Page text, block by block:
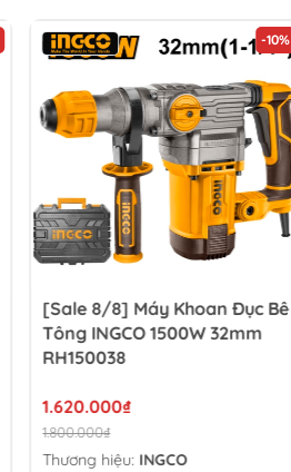
-10%
[Sale 8/8] Máy Khoan Đục Bê
Tông INGCO 1500W 32mm
RH150038
1.620.000₫
1.800.000₫
Thương hiệu: INGCO